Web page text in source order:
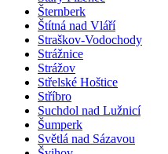
Šternberk
Štítná nad Vláří
Straškov-Vodochody
Strážnice
Strážov
Střelské Hoštice
Stříbro
Suchdol nad Lužnicí
Šumperk
Světlá nad Sázavou